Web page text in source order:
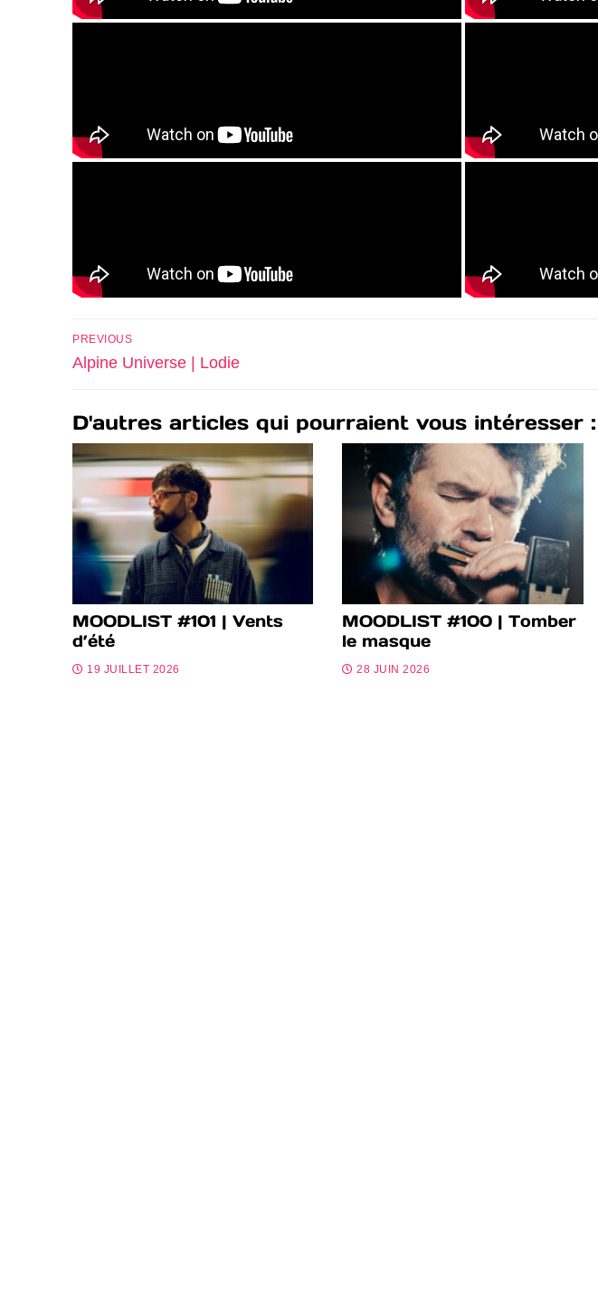
PREVIOUS
Alpine Universe | Lodie
D'autres articles qui pourraient vous intéresser :
MOODLIST #101 | Vents
d’été
19 JUILLET 2026
MOODLIST #100 | Tomber
le masque
28 JUIN 2026